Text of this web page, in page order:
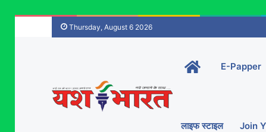
Thursday, August 6 2026
Home-
main
E-Papper
लाइफ स्टाइल Join